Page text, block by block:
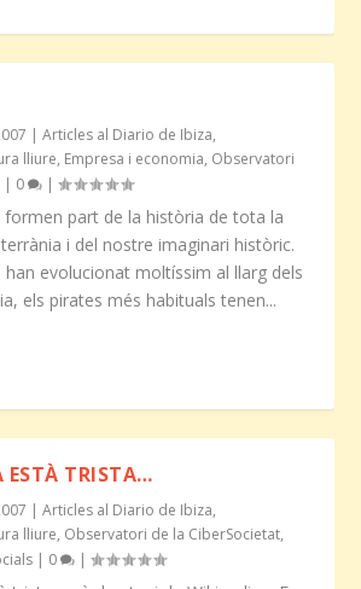
|Articles al Diario de Ibiza,
lliure, Empresa i economia, Observatori
| 0 |
formen part de la història de tota la
i del nostre imaginari històric.
han evolucionat moltíssim al llarg dels
els pirates més habituals tenen...
ESTÀ TRISTA…
|Articles al Diario de Ibiza,
lliure, Observatori de la CiberSocietat,
| 0 |